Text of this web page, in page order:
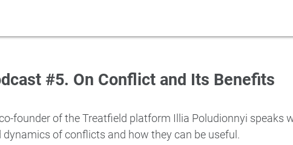
#5. On Conflict and Its Benefits
founder of the Treatfield platform Illia Poludionnyi speaks
of conflicts and how they can be useful.